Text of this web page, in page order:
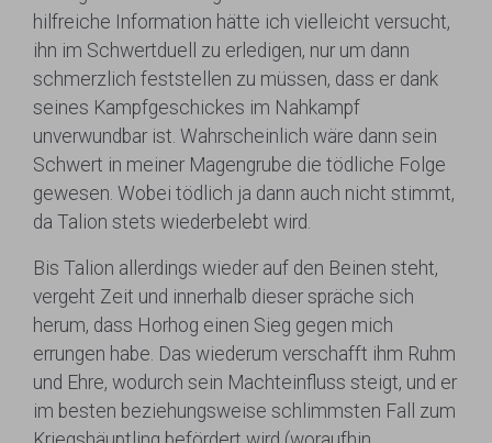
hilfreiche Information hätte ich vielleicht versucht,
ihn im Schwertduell zu erledigen, nur um dann
schmerzlich feststellen zu müssen, dass er dank
seines Kampfgeschickes im Nahkampf
unverwundbar ist. Wahrscheinlich wäre dann sein
Schwert in meiner Magengrube die tödliche Folge
gewesen. Wobei tödlich ja dann auch nicht stimmt,
da Talion stets wiederbelebt wird.
Bis Talion allerdings wieder auf den Beinen steht,
vergeht Zeit und innerhalb dieser spräche sich
herum, dass Horhog einen Sieg gegen mich
errungen habe. Das wiederum verschafft ihm Ruhm
und Ehre, wodurch sein Machteinfluss steigt, und er
im besten beziehungsweise schlimmsten Fall zum